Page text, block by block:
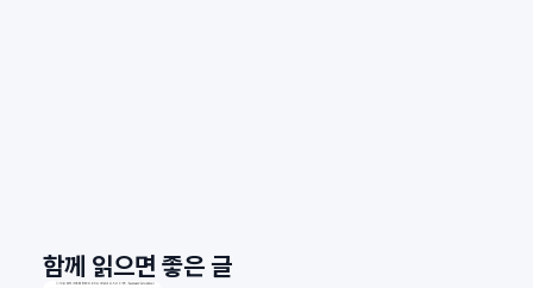
함께 읽으면 좋은 글